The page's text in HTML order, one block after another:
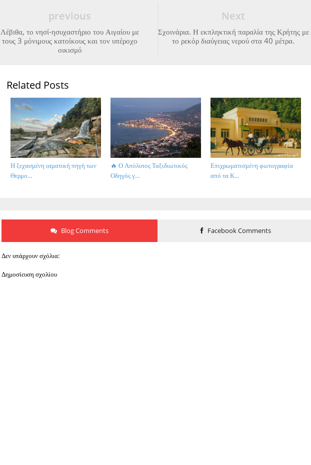
Next
Σχοινάρια. Η εκπληκτική παραλία της Κρήτης με
το ρεκόρ διαύγειας νερού στα 40 μέτρα.
previous
Λέβιθα, το νησί-ησυχαστήριο του Αιγαίου με
τους 3 μόνιμους κατοίκους και τον υπέροχο
οικισμό
Related Posts
Επιχρωματισμένη φωτογραφία
από τα Κ...
🔥 Ο Απόλυτος Ταξιδιωτικός
Οδηγός γ...
Η ξεχασμένη ιαματική πηγή των
Θερμο...
Blog Comments Facebook Comments
Δεν υπάρχουν σχόλια:
Δημοσίευση σχολίου